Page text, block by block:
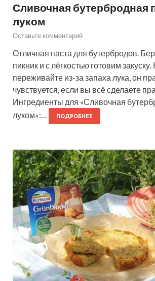
Сливочная бутербродная
луком
Оставьте комментарий
Отличная паста для бутербродов.
пикник и с лёгкостью готовим закуску.
переживайте из-за запаха лука, он
чувствуется, если вы всё сделаете
Ингредиенты для «Сливочная
луком»:…
ПОДРОБНЕЕ